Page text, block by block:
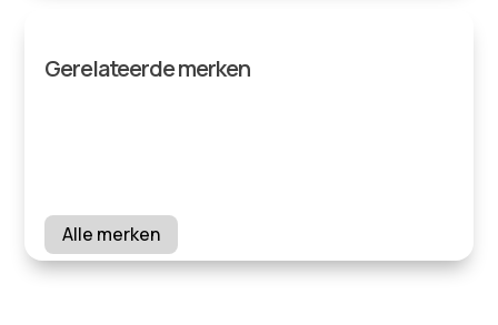
Gerelateerde merken
Alle merken